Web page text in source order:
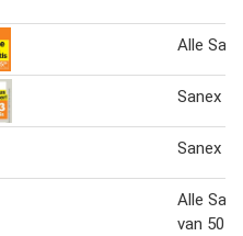
Alle
Sanex
Sanex
Alle
van 50-